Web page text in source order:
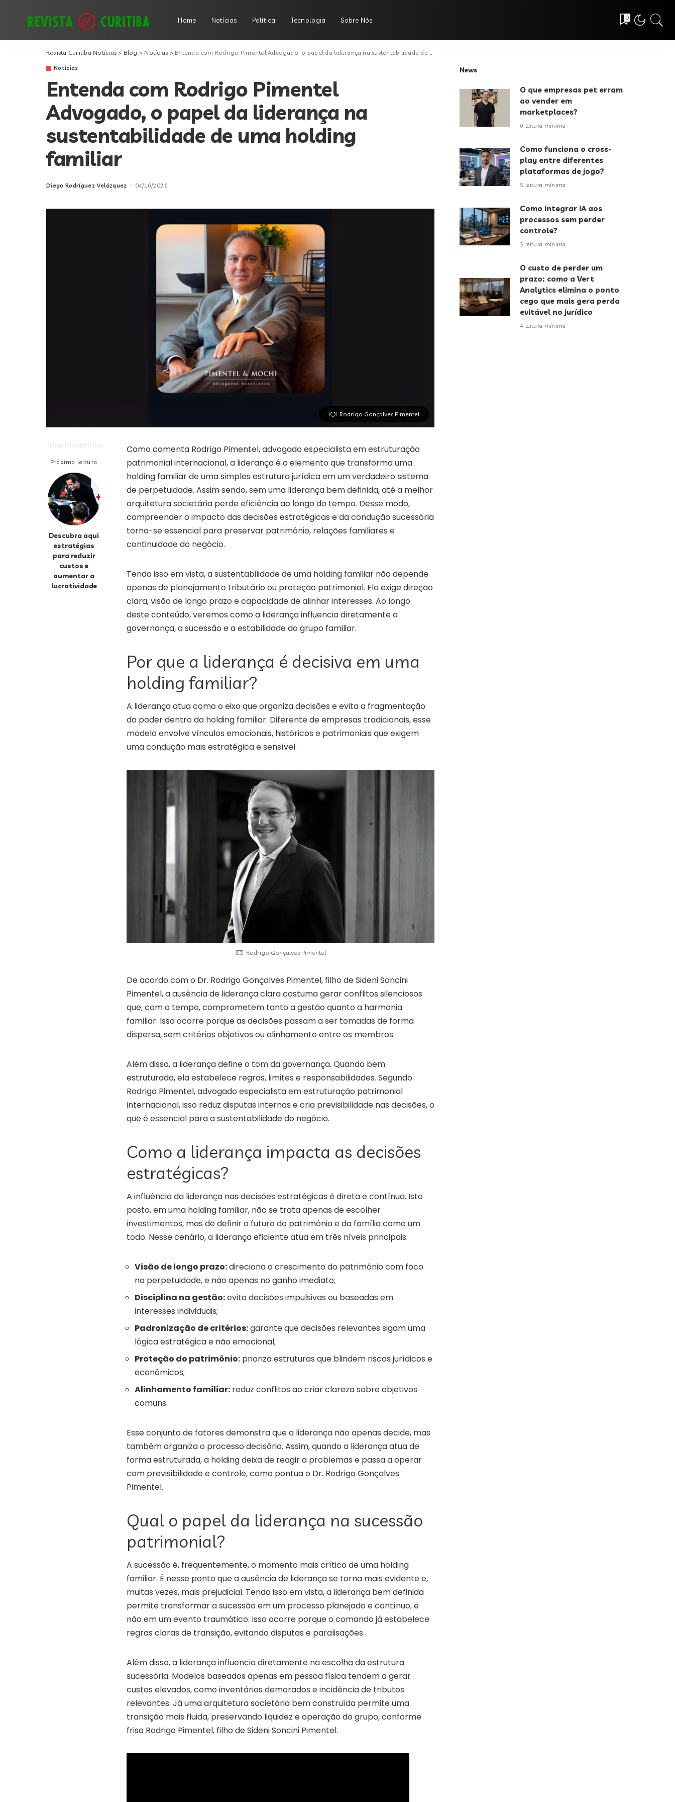
Home Notícias Política Tecnologia Sobre Nós 0
Revista Curitiba Notícias > Blog > Notícias > Entenda com Rodrigo Pimentel Advogado, o papel da liderança na sustentabilidade de uma holding familiar
Notícias
Entenda com Rodrigo Pimentel
Advogado, o papel da liderança na
sustentabilidade de uma holding
familiar
Posted
Diego Rodríguez Velázquez 04/16/2026
Rodrigo Gonçalves Pimentel
Próxima leitura
Descubra aqui
estratégias
para reduzir
custos e
aumentar a
lucratividade
Como comenta Rodrigo Pimentel, advogado especialista em estruturação
patrimonial internacional, a liderança é o elemento que transforma uma
holding familiar de uma simples estrutura jurídica em um verdadeiro sistema
de perpetuidade. Assim sendo, sem uma liderança bem definida, até a melhor
arquitetura societária perde eficiência ao longo do tempo. Desse modo,
compreender o impacto das decisões estratégicas e da condução sucessória
torna-se essencial para preservar patrimônio, relações familiares e
continuidade do negócio.
Tendo isso em vista, a sustentabilidade de uma holding familiar não depende
apenas de planejamento tributário ou proteção patrimonial. Ela exige direção
clara, visão de longo prazo e capacidade de alinhar interesses. Ao longo
deste conteúdo, veremos como a liderança influencia diretamente a
governança, a sucessão e a estabilidade do grupo familiar.
Por que a liderança é decisiva em uma
holding familiar?
A liderança atua como o eixo que organiza decisões e evita a fragmentação
do poder dentro da holding familiar. Diferente de empresas tradicionais, esse
modelo envolve vínculos emocionais, históricos e patrimoniais que exigem
uma condução mais estratégica e sensível.
Rodrigo Gonçalves Pimentel
De acordo com o Dr. Rodrigo Gonçalves Pimentel, filho de Sideni Soncini
Pimentel, a ausência de liderança clara costuma gerar conflitos silenciosos
que, com o tempo, comprometem tanto a gestão quanto a harmonia
familiar. Isso ocorre porque as decisões passam a ser tomadas de forma
dispersa, sem critérios objetivos ou alinhamento entre os membros.
Além disso, a liderança define o tom da governança. Quando bem
estruturada, ela estabelece regras, limites e responsabilidades. Segundo
Rodrigo Pimentel, advogado especialista em estruturação patrimonial
internacional, isso reduz disputas internas e cria previsibilidade nas decisões, o
que é essencial para a sustentabilidade do negócio.
Como a liderança impacta as decisões
estratégicas?
A influência da liderança nas decisões estratégicas é direta e contínua. Isto
posto, em uma holding familiar, não se trata apenas de escolher
investimentos, mas de definir o futuro do patrimônio e da família como um
todo. Nesse cenário, a liderança eficiente atua em três níveis principais:
Visão de longo prazo:direciona o crescimento do patrimônio com foco
na perpetuidade, e não apenas no ganho imediato;
Disciplina na gestão:evita decisões impulsivas ou baseadas em
interesses individuais;
Padronização de critérios:garante que decisões relevantes sigam uma
lógica estratégica e não emocional;
Proteção do patrimônio: prioriza estruturas que blindem riscos jurídicos e
econômicos;
Alinhamento familiar: reduz conflitos ao criar clareza sobre objetivos
comuns.
Esse conjunto de fatores demonstra que a liderança não apenas decide, mas
também organiza o processo decisório. Assim, quando a liderança atua de
forma estruturada, a holding deixa de reagir a problemas e passa a operar
com previsibilidade e controle, como pontua o Dr. Rodrigo Gonçalves
Pimentel.
Qual o papel da liderança na sucessão
patrimonial?
A sucessão é, frequentemente, o momento mais crítico de uma holding
familiar. É nesse ponto que a ausência de liderança se torna mais evidente e,
muitas vezes, mais prejudicial. Tendo isso em vista, a liderança bem definida
permite transformar a sucessão em um processo planejado e contínuo, e
não em um evento traumático. Isso ocorre porque o comando já estabelece
regras claras de transição, evitando disputas e paralisações.
Além disso, a liderança influencia diretamente na escolha da estrutura
sucessória. Modelos baseados apenas em pessoa física tendem a gerar
custos elevados, como inventários demorados e incidência de tributos
relevantes. Já uma arquitetura societária bem construída permite uma
transição mais fluida, preservando liquidez e operação do grupo, conforme
frisa Rodrigo Pimentel, filho de Sideni Soncini Pimentel.
News
O que empresas pet erram
ao vender em
marketplaces?
6 leitura mínima
Como funciona o cross-
play entre diferentes
plataformas de jogo?
5 leitura mínima
Como integrar IA aos
processos sem perder
controle?
5 leitura mínima
O custo de perder um
prazo: como a Vert
Analytics elimina o ponto
cego que mais gera perda
evitável no jurídico
4 leitura mínima